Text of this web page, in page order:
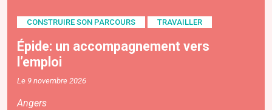
CONSTRUIRE SON PARCOURS TRAVAILLER
Épide: un accompagnement vers
l’emploi
Le 9 novembre 2026
Angers